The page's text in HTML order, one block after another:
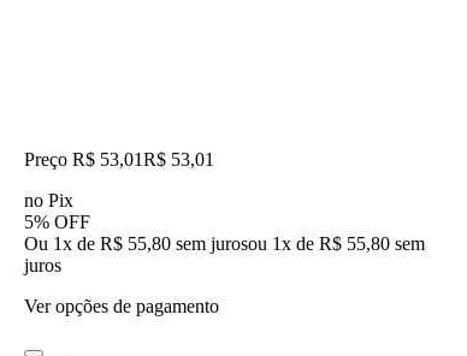
Preço R$ 53,01R$ 53,01
no Pix
5% OFF
Ou 1x de R$ 55,80 sem jurosou 1x de R$ 55,80 sem
juros
Ver opções de pagamento